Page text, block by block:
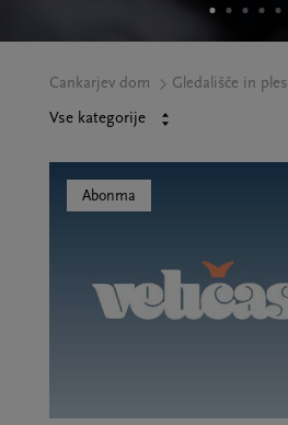
Cankarjev dom Gledališče in ples
Vse kategorije
Abonma